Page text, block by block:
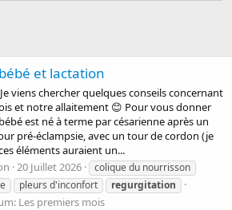
et lactation
viens chercher quelques conseils concernant
et notre allaitement 😊 Pour vous donner
est né à terme par césarienne après un
pré-éclampsie, avec un tour de cordon (je
éléments auraient un...
20 Juillet 2026
colique du nourrisson
pleurs d'inconfort regurgitation
Les premiers mois